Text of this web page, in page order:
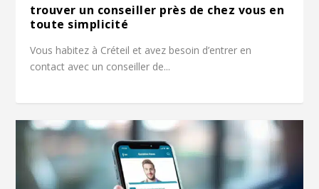
trouver un conseiller près de chez vous en
toute simplicité
Vous habitez à Créteil et avez besoin d’entrer en
contact avec un conseiller de...